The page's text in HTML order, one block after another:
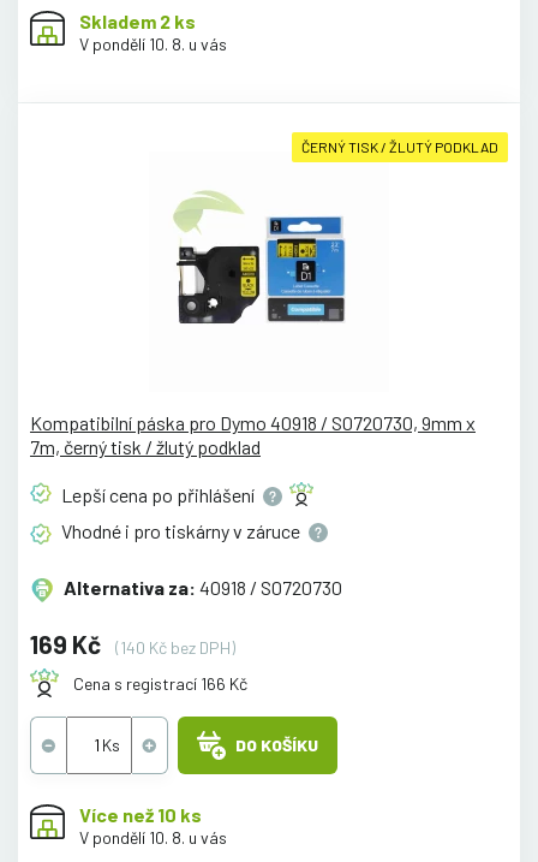
Skladem 2 ks
V pondělí 10. 8. u vás
ČERNÝ TISK / ŽLUTÝ PODKLAD
Kompatibilní páska pro Dymo 40918 / S0720730, 9mm x
7m, černý tisk / žlutý podklad
Lepší cena po přihlášení
Vhodné i pro tiskárny v záruce
Alternativa za: 40918 / S0720730
169 Kč
(140 Kč bez DPH)
Cena s registrací 166 Kč
DO KOŠÍKU
Více než 10 ks
V pondělí 10. 8. u vás